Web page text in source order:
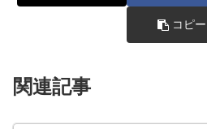
コピー
関連記事